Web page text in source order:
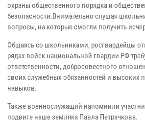
охраны общественного порядка и
безопасности.Внимательно слушая
вопросы, на которые смогли получить
Общаясь со школьниками, росгвардейцы
рядах войск национальной гвардии РФ
ответственности, добросовестного
своих служебных обязанностей и высоких
навыков.
Также военнослужащий напомнили
подвиге наше земляка Павла Петрачкова.